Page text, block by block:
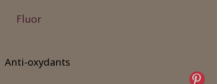
Fluor
Anti-oxydants